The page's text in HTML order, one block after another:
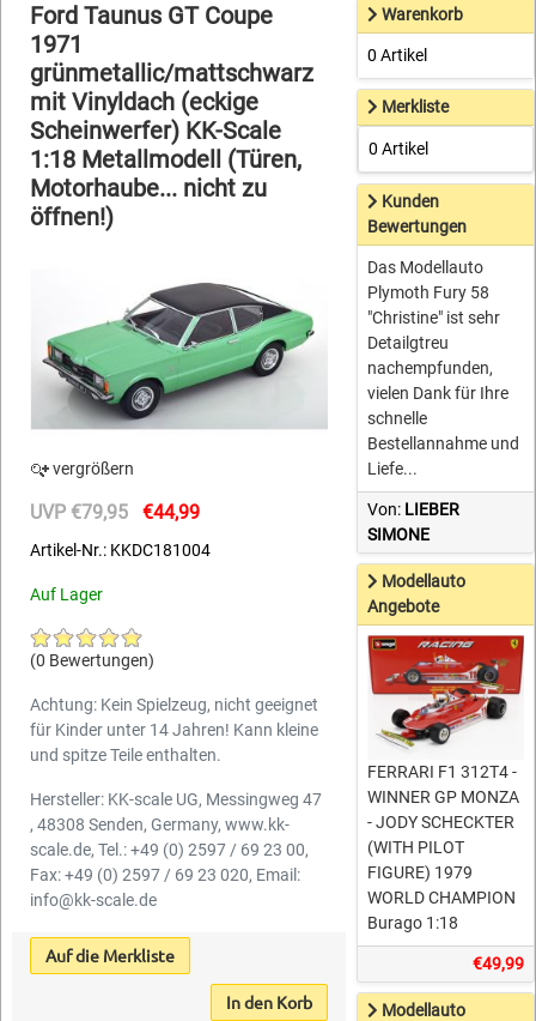
Ford Taunus GT Coupe
1971
grünmetallic/mattschwarz
mit Vinyldach (eckige
Scheinwerfer) KK-Scale
1:18 Metallmodell (Türen,
Motorhaube... nicht zu
öffnen!)
vergrößern
UVP €79,95 €44,99
Artikel-Nr.: KKDC181004
Auf Lager
(0 Bewertungen)
Achtung: Kein Spielzeug, nicht geeignet
für Kinder unter 14 Jahren! Kann kleine
und spitze Teile enthalten.
Hersteller: KK-scale UG, Messingweg 47
, 48308 Senden, Germany, www.kk-
scale.de, Tel.: +49 (0) 2597 / 69 23 00,
Fax: +49 (0) 2597 / 69 23 020, Email:
info@kk-scale.de
Auf die Merkliste
In den Korb
Warenkorb
0 Artikel
Merkliste
0 Artikel
Kunden
Bewertungen
Das Modellauto
Plymoth Fury 58
"Christine" ist sehr
Detailgtreu
nachempfunden,
vielen Dank für Ihre
schnelle
Bestellannahme und
Liefe...
Von: LIEBER
SIMONE
Modellauto
Angebote
FERRARI F1 312T4 -
WINNER GP MONZA
- JODY SCHECKTER
(WITH PILOT
FIGURE) 1979
WORLD CHAMPION
Burago 1:18
€49,99
Modellauto